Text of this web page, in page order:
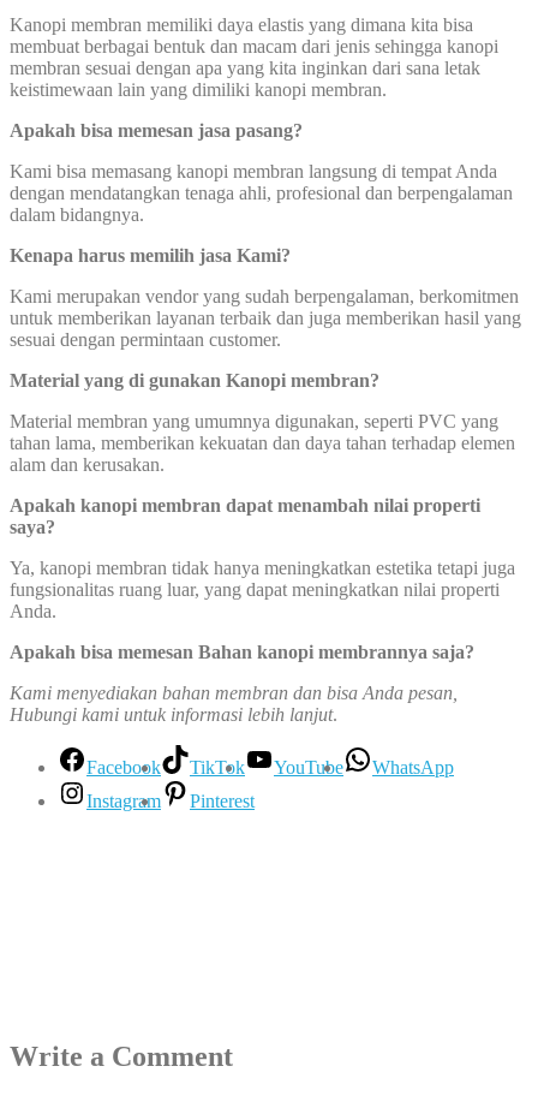
Kanopi membran memiliki daya elastis yang dimana kita bisa
membuat berbagai bentuk dan macam dari jenis sehingga kanopi
membran sesuai dengan apa yang kita inginkan dari sana letak
keistimewaan lain yang dimiliki kanopi membran.
Apakah bisa memesan jasa pasang?
Kami bisa memasang kanopi membran langsung di tempat Anda
dengan mendatangkan tenaga ahli, profesional dan berpengalaman
dalam bidangnya.
Kenapa harus memilih jasa Kami?
Kami merupakan vendor yang sudah berpengalaman, berkomitmen
untuk memberikan layanan terbaik dan juga memberikan hasil yang
sesuai dengan permintaan customer.
Material yang di gunakan Kanopi membran?
Material membran yang umumnya digunakan, seperti PVC yang
tahan lama, memberikan kekuatan dan daya tahan terhadap elemen
alam dan kerusakan.
Apakah kanopi membran dapat menambah nilai properti
saya?
Ya, kanopi membran tidak hanya meningkatkan estetika tetapi juga
fungsionalitas ruang luar, yang dapat meningkatkan nilai properti
Anda.
Apakah bisa memesan Bahan kanopi membrannya saja?
Kami menyediakan bahan membran dan bisa Anda pesan,
Hubungi kami untuk informasi lebih lanjut.
Facebook TikTok YouTube
WhatsApp
Instagram
Pinterest
Write a Comment